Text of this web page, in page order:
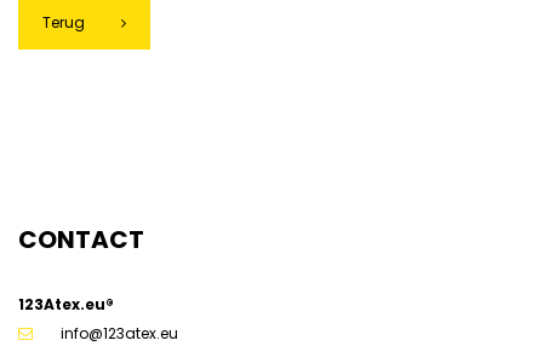
Terug
CONTACT
123Atex.eu®
info@123atex.eu